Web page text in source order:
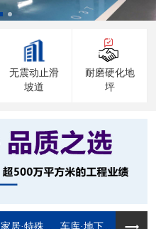
无震动止滑
坡道
耐磨硬化地
坪
家居·特殊... 车库·地下...